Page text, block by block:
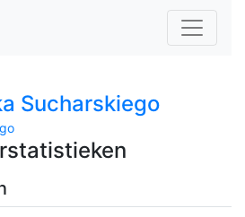
Sucharskiego